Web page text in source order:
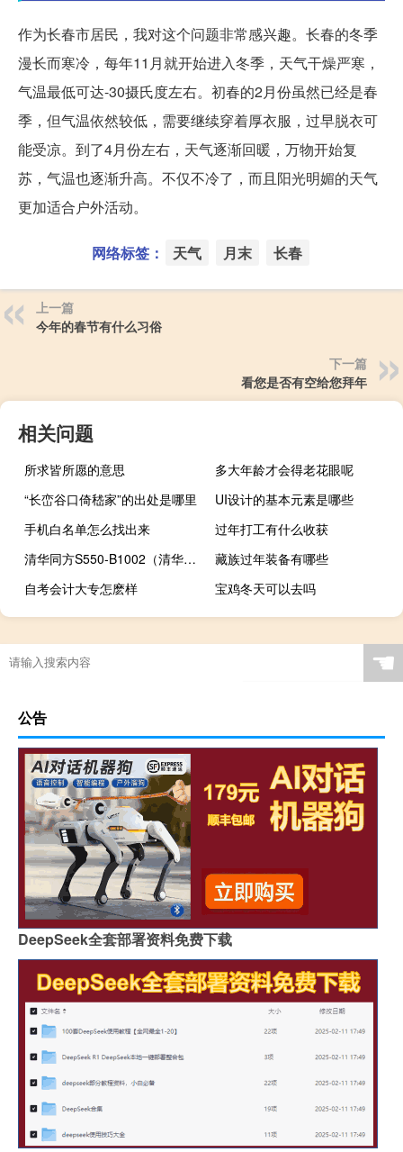
作为长春市居民，我对这个问题非常感兴趣。长春的冬季
漫长而寒冷，每年11月就开始进入冬季，天气干燥严寒，
气温最低可达-30摄氏度左右。初春的2月份虽然已经是春
季，但气温依然较低，需要继续穿着厚衣服，过早脱衣可
能受凉。到了4月份左右，天气逐渐回暖，万物开始复
苏，气温也逐渐升高。不仅不冷了，而且阳光明媚的天气
更加适合户外活动。
网络标签： 天气 月末 长春
上一篇
今年的春节有什么习俗
下一篇
看您是否有空给您拜年
相关问题
所求皆所愿的意思
多大年龄才会得老花眼呢
“长峦谷口倚嵇家”的出处是哪里
UI设计的基本元素是哪些
手机白名单怎么找出来
过年打工有什么收获
清华同方S550-B1002（清华同方s5）
藏族过年装备有哪些
自考会计大专怎麽样
宝鸡冬天可以去吗
☚
公告
DeepSeek全套部署资料免费下载